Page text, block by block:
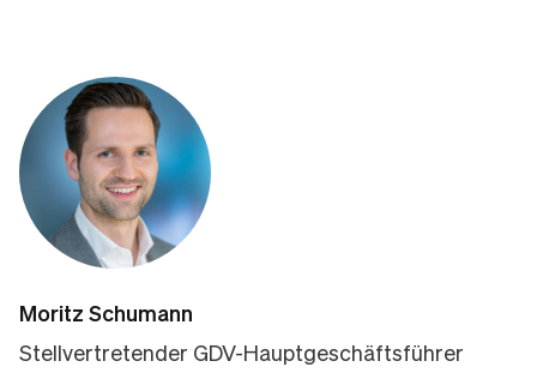
Moritz Schumann
Stellvertretender GDV-Hauptgeschäftsführer